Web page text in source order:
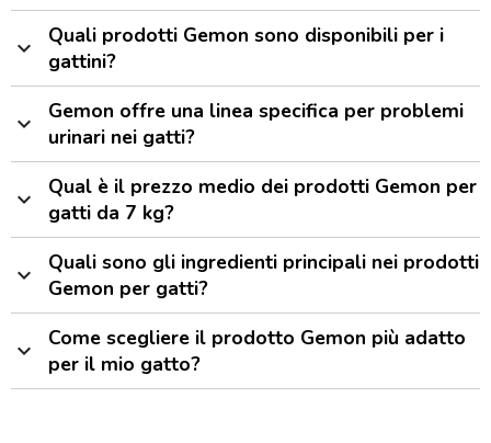
expand_more
Quali prodotti Gemon sono disponibili per i
gattini?
expand_more
Gemon offre una linea specifica per problemi
urinari nei gatti?
expand_more
Qual è il prezzo medio dei prodotti Gemon per
gatti da 7 kg?
expand_more
Quali sono gli ingredienti principali nei prodotti
Gemon per gatti?
expand_more
Come scegliere il prodotto Gemon più adatto
per il mio gatto?